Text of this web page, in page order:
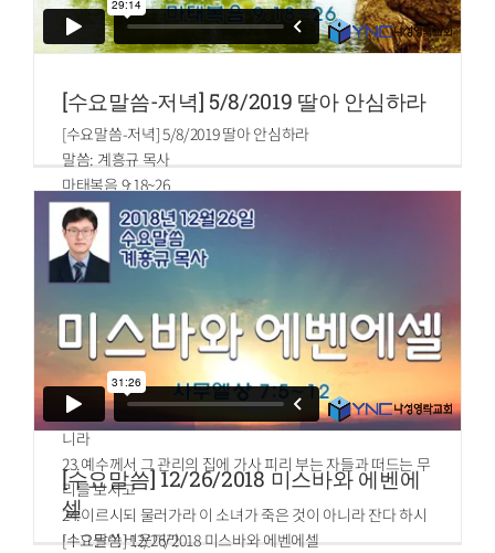
[수요말씀-저녁] 5/8/2019 딸아 안심하라
[수요말씀-저녁] 5/8/2019 딸아 안심하라
말씀: 계흥규 목사
마태복음 9:18~26
18.예수께서 이 말씀을 하실 때에 한 관리가 와서 절하며 이르
되 내 딸이 방금 죽었사오나 오셔서 그 몸에 손을 얹어 주소서
그러면 살아나겠나이다 하니
19.예수께서 일어나 따라가시매 제자들도 가더니
20.열두 해 동안이나 혈루증으로 앓는 여자가 예수의 뒤로 와
서 그 겉옷 가를 만지니
21.이는 제 마음에 그 겉옷만 만져도 구원을 받겠다 함이라
22.예수께서 돌이켜 그를 보시며 이르시되 딸아 안심하라 네
믿음이 너를 구원하였다 하시니 여자가 그 즉시 구원을 받으
니라
23.예수께서 그 관리의 집에 가사 피리 부는 자들과 떠드는 무
리를 보시고
24.이르시되 물러가라 이 소녀가 죽은 것이 아니라 잔다 하시
니 그들이 비웃더라
[수요말씀] 12/26/2018 미스바와 에벤에
셀
[수요말씀] 12/26/2018 미스바와 에벤에셀